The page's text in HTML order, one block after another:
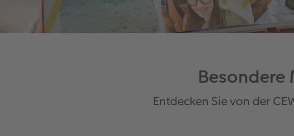
Besondere
Entdecken Sie von der